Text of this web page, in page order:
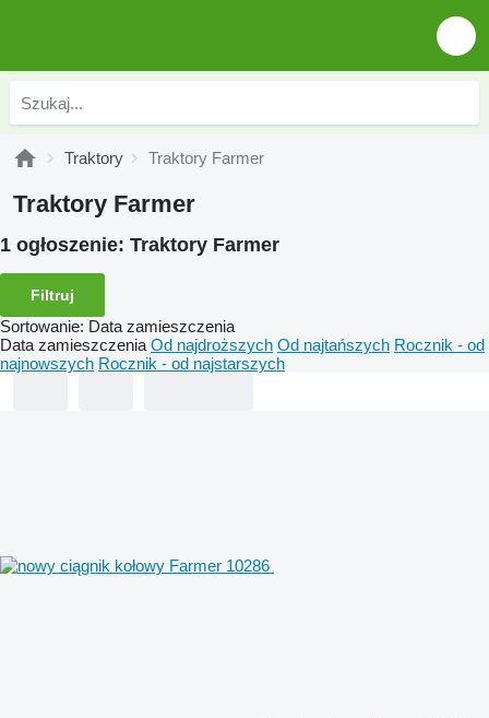
Traktory Traktory Farmer
Traktory Farmer
1 ogłoszenie: Traktory Farmer
Filtruj
Sortowanie: Data zamieszczenia
Data zamieszczenia Od najdroższych Od najtańszych Rocznik - od
najnowszych Rocznik - od najstarszych